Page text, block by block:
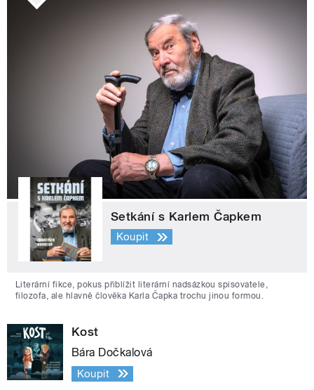
Setkání s Karlem Čapkem
Koupit
Literární fikce, pokus přiblížit literární nadsázkou spisovatele,
filozofa, ale hlavně člověka Karla Čapka trochu jinou formou.
Kost
Bára Dočkalová
Koupit